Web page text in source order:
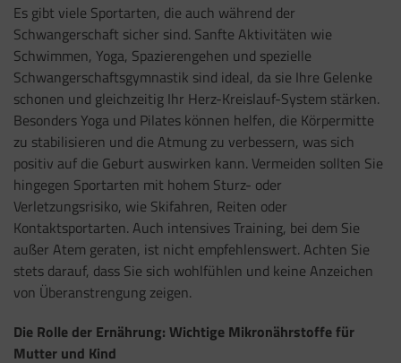
Es gibt viele Sportarten, die auch während der
Schwangerschaft sicher sind. Sanfte Aktivitäten wie
Schwimmen, Yoga, Spazierengehen und spezielle
Schwangerschaftsgymnastik sind ideal, da sie Ihre Gelenke
schonen und gleichzeitig Ihr Herz-Kreislauf-System stärken.
Besonders Yoga und Pilates können helfen, die Körpermitte
zu stabilisieren und die Atmung zu verbessern, was sich
positiv auf die Geburt auswirken kann. Vermeiden sollten Sie
hingegen Sportarten mit hohem Sturz- oder
Verletzungsrisiko, wie Skifahren, Reiten oder
Kontaktsportarten. Auch intensives Training, bei dem Sie
außer Atem geraten, ist nicht empfehlenswert. Achten Sie
stets darauf, dass Sie sich wohlfühlen und keine Anzeichen
von Überanstrengung zeigen.
Die Rolle der Ernährung: Wichtige Mikronährstoffe für
Mutter und Kind